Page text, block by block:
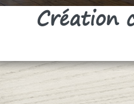
Création